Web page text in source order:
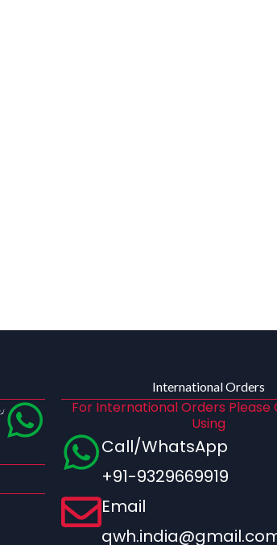
International Orders
For International Orders Please
Using
Call/WhatsApp
+91-9329669919
Email